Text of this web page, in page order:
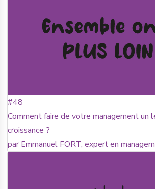
#48
Comment faire de votre management un
croissance ?
par Emmanuel FORT, expert en